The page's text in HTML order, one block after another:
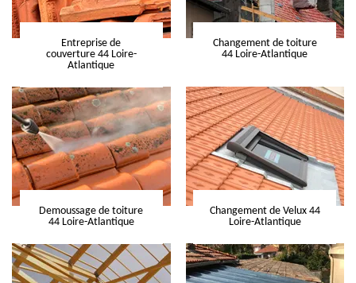
Entreprise de
couverture 44 Loire-
Atlantique
Changement de toiture
44 Loire-Atlantique
Demoussage de toiture
44 Loire-Atlantique
Changement de Velux 44
Loire-Atlantique